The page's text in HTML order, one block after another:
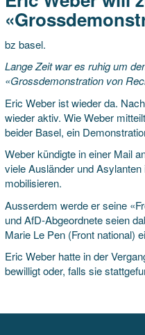
bz basel.
Lange Zeit war es ruhig um
«Grossdemonstration von
Eric Weber ist wieder da.
wieder aktiv. Wie Weber
beider Basel, ein
Weber kündigte in einer Mail
viele Ausländer und
mobilisieren.
Ausserdem werde er seine
und AfD-Abgeordnete seien
Marie Le Pen (Front national)
Eric Weber hatte in der
bewilligt oder, falls sie